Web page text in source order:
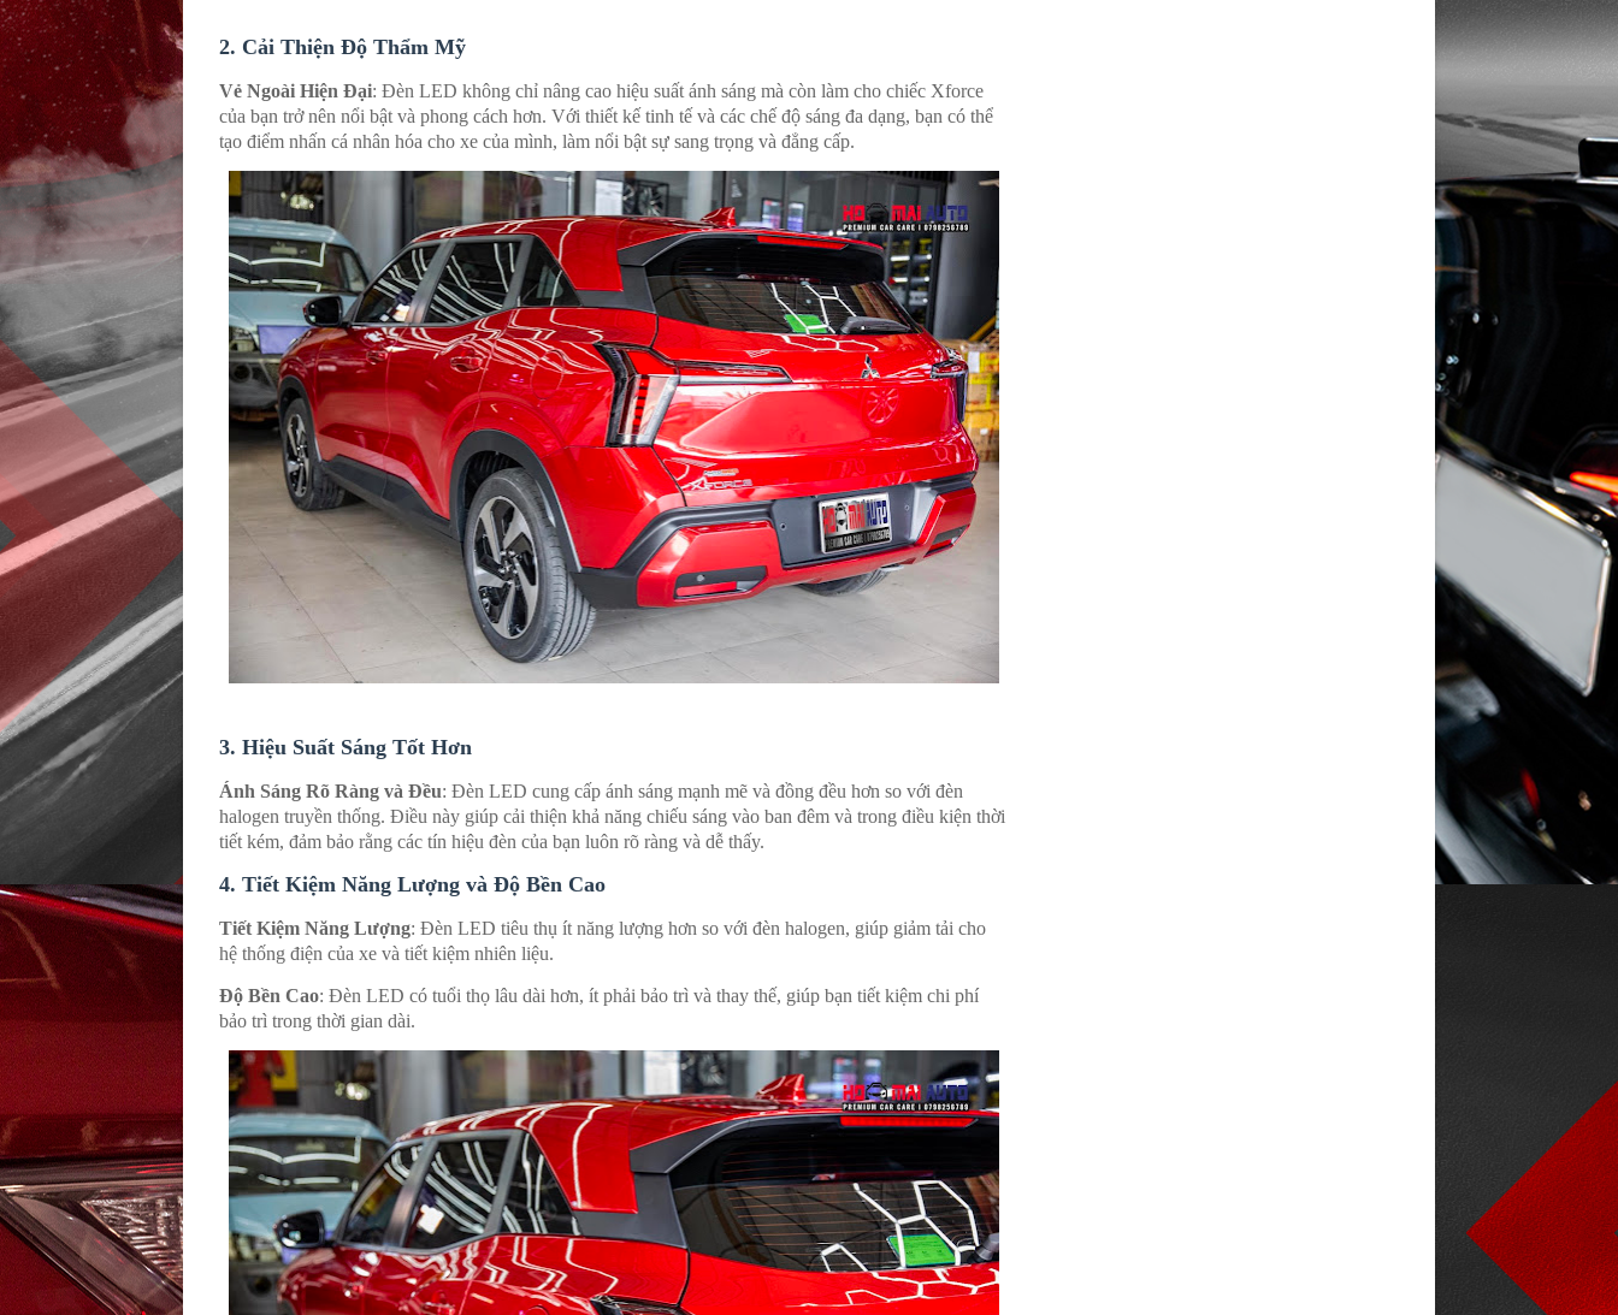
2. Cải Thiện Độ Thẩm Mỹ
Vẻ Ngoài Hiện Đại: Đèn LED không chỉ nâng cao hiệu suất ánh sáng mà còn làm cho chiếc Xforce
của bạn trở nên nổi bật và phong cách hơn. Với thiết kế tinh tế và các chế độ sáng đa dạng, bạn có thể
tạo điểm nhấn cá nhân hóa cho xe của mình, làm nổi bật sự sang trọng và đẳng cấp.
3. Hiệu Suất Sáng Tốt Hơn
Ánh Sáng Rõ Ràng và Đều: Đèn LED cung cấp ánh sáng mạnh mẽ và đồng đều hơn so với đèn
halogen truyền thống. Điều này giúp cải thiện khả năng chiếu sáng vào ban đêm và trong điều kiện thời
tiết kém, đảm bảo rằng các tín hiệu đèn của bạn luôn rõ ràng và dễ thấy.
4. Tiết Kiệm Năng Lượng và Độ Bền Cao
Tiết Kiệm Năng Lượng: Đèn LED tiêu thụ ít năng lượng hơn so với đèn halogen, giúp giảm tải cho
hệ thống điện của xe và tiết kiệm nhiên liệu.
Độ Bền Cao: Đèn LED có tuổi thọ lâu dài hơn, ít phải bảo trì và thay thế, giúp bạn tiết kiệm chi phí
bảo trì trong thời gian dài.